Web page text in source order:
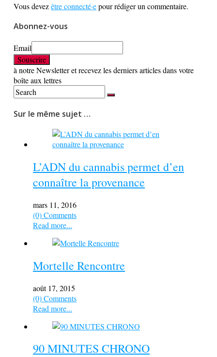
Vous devezêtre connecté·epour rédiger un commentaire.
Abonnez-vous
Email
à notre Newsletter et recevez les derniers articles dans votre
boîte aux lettres
Sur le même sujet …
L’ADN du cannabis permet d’en
connaître la provenance
mars 11, 2016
(0) Comments
Read more...
Mortelle Rencontre
août 17, 2015
(0) Comments
Read more...
90 MINUTES CHRONO